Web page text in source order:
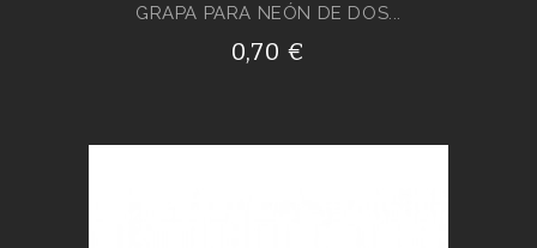
GRAPA PARA NEÓN DE DOS...
0,70 €